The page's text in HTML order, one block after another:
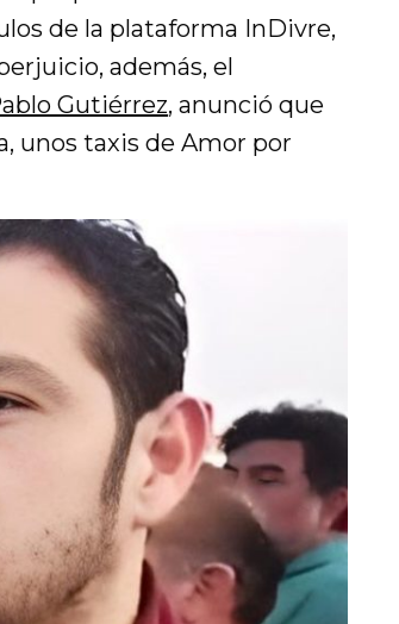
de la plataforma InDivre,
además, el
Gutiérrez, anunció que
unos taxis de Amor por